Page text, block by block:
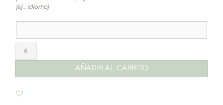
(ej.: idioma)
Bolígrafo
cantidad
AÑADIR AL CARRITO